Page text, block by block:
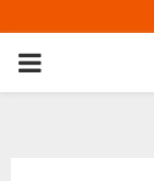
PRIMARY